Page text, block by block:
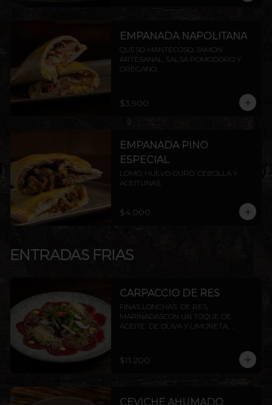
EMPANADA NAPOLITANA
QUESO MANTECOSO, JAMON
ARTESANAL, SALSA POMODORO Y
OREGANO.
$3.900
EMPANADA PINO
ESPECIAL
LOMO, HUEVO DURO, CEBOLLA Y
ACEITUNAS.
$4.000
ENTRADAS FRIAS
CARPACCIO DE RES
FINAS LONCHAS  DE RES,
MARINADASCON UN TOQUE DE
ACEITE  DE OLIVA Y LIMONETA,
TERMINADO CON TOQUES DE
PIMIENTA
$11.200
CEVICHE AHUMADO